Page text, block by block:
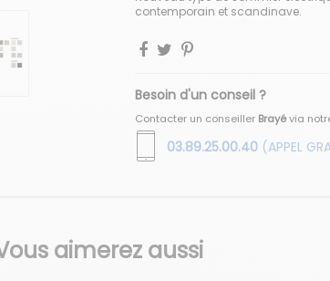
contemporain et scandinave.
Besoin d'un conseil ?
Contacter un conseiller Brayévia
03.89.25.00.40 (APPEL
aimerez aussi